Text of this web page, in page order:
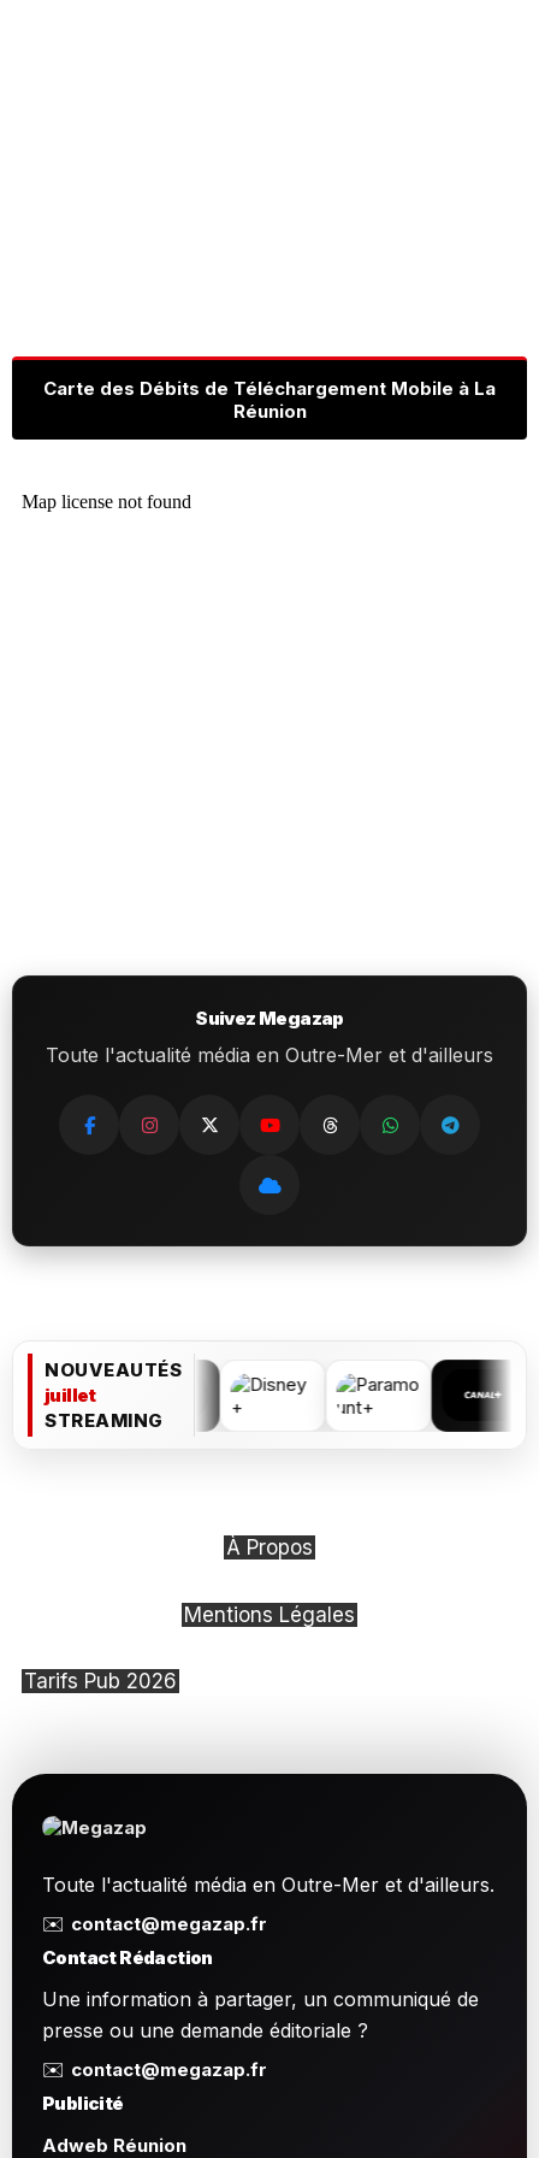
Carte des Débits de Téléchargement Mobile à La
Réunion
Suivez Megazap
Toute l'actualité média en Outre-Mer et d'ailleurs
NOUVEAUTÉS
juillet
STREAMING
À Propos
Mentions Légales
Tarifs Pub 2026
Toute l'actualité média en Outre-Mer et d'ailleurs.
✉️ contact@megazap.fr
Contact Rédaction
Une information à partager, un communiqué de
presse ou une demande éditoriale ?
✉️ contact@megazap.fr
Publicité
Adweb Réunion